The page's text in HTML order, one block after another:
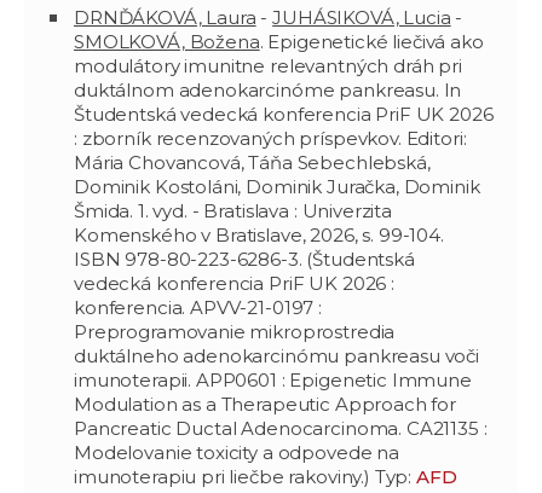
DRNĎÁKOVÁ, Laura -JUHÁSIKOVÁ, Lucia -
SMOLKOVÁ, Božena. Epigenetické liečivá ako
modulátory imunitne relevantných dráh pri
duktálnom adenokarcinóme pankreasu. In
Študentská vedecká konferencia PriF UK 2026
: zborník recenzovaných príspevkov. Editori:
Mária Chovancová, Táňa Sebechlebská,
Dominik Kostoláni, Dominik Juračka, Dominik
Šmida. 1. vyd. - Bratislava : Univerzita
Komenského v Bratislave, 2026, s. 99-104.
ISBN 978-80-223-6286-3. (Študentská
vedecká konferencia PriF UK 2026 :
konferencia. APVV-21-0197 :
Preprogramovanie mikroprostredia
duktálneho adenokarcinómu pankreasu voči
imunoterapii. APP0601 : Epigenetic Immune
Modulation as a Therapeutic Approach for
Pancreatic Ductal Adenocarcinoma. CA21135 :
Modelovanie toxicity a odpovede na
imunoterapiu pri liečbe rakoviny.) Typ: AFD